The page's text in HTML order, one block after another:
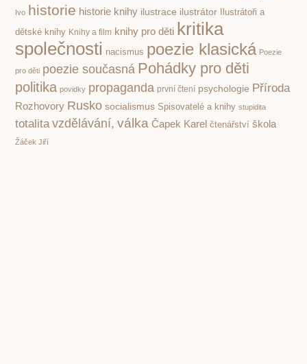
Ivo historie historie knihy ilustrace ilustrátor
Ilustrátoři a
dětské knihy Knihy a film knihy pro děti kritika
společnosti nacismus poezie klasická Poezie
pro děti poezie současná Pohádky pro děti
politika povidky propaganda první čtení psychologie Příroda
Rozhovory Rusko socialismus Spisovatelé a knihy stupidita
totalita vzdělávání, válka Čapek Karel čtenářství škola
Žáček Jiří